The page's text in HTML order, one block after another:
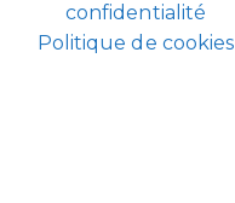
confidentialité
Politique de cookies